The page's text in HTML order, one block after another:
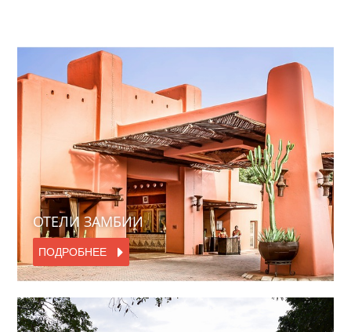
ОТЕЛИ ЗАМБИИ
ПОДРОБНЕЕ